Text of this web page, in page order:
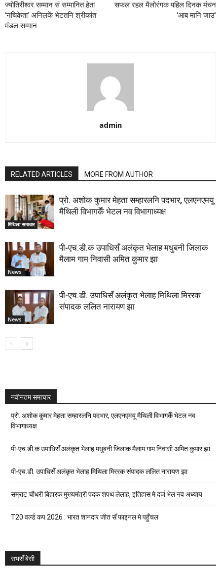
ज्योतिरीश्वर सम्मान सं सम्मानित हेता
‘नचिकेता’ अनिलकें भेटतनि श्रीकांत
मंडल सम्मान
सफल रहल मैलोरंगक पहिल दिनक मंचन
‘आब मानि जाउ’
admin
RELATED ARTICLES MORE FROM AUTHOR
मिथिला समाचार
प्रो. अशोक कुमार मेहता सम्हारलनि पदभार, एलएनएमयू
मैथिली विभागकेँ भेटल नव विभागाध्यक्ष
News
पी-एच.डी.क उपाधिसँ अलंकृत भेलाह मधुबनी जिलाक
मैलाम गाम निवासी अमित कुमार झा
News
पी-एच.डी. उपाधिसँ अलंकृत भेलाह मिथिला मिररक
संपादक ललित नारायण झा
नवीनतम समाचार
प्रो. अशोक कुमार मेहता सम्हारलनि पदभार, एलएनएमयू मैथिली विभागकेँ भेटल नव
विभागाध्यक्ष
पी-एच.डी.क उपाधिसँ अलंकृत भेलाह मधुबनी जिलाक मैलाम गाम निवासी अमित कुमार झा
पी-एच.डी. उपाधिसँ अलंकृत भेलाह मिथिला मिररक संपादक ललित नारायण झा
सम्राट चौधरी बिहारक मुख्यमंत्री पदक शपथ लेलाह, इतिहास मे दर्ज भेल नव अध्याय
T20 वर्ल्ड कप 2026 : भारत शानदार जीत सँ फाइनल मे पहुँचल
सभसँ बेसी